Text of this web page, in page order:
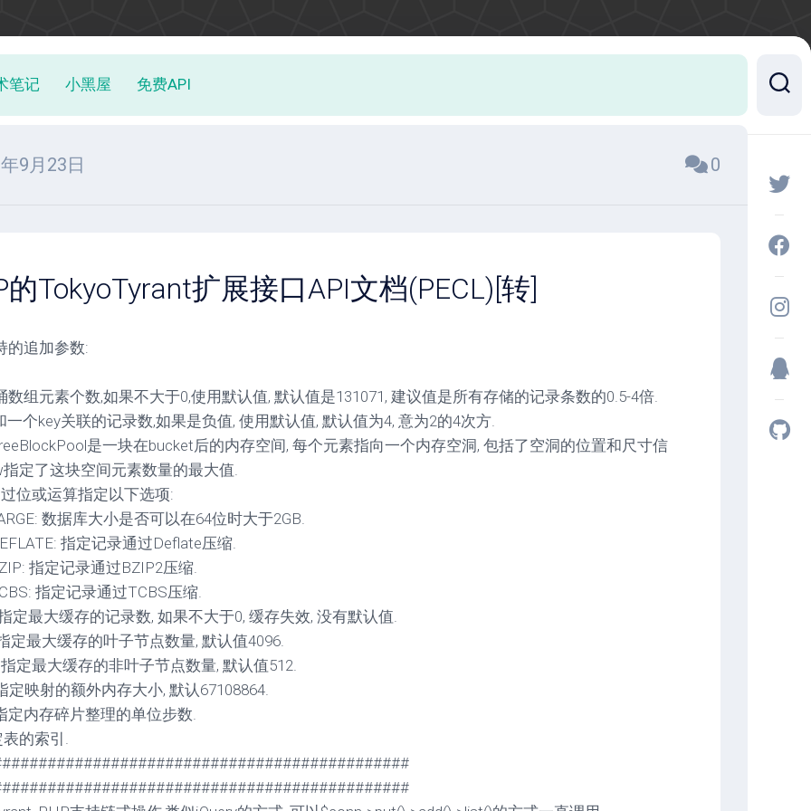
笔记 小黑屋 免费API
9月23日 0
的TokyoTyrant扩展接口API文档(PECL)[转]
的追加参数:
数组元素个数,如果不大于0,使用默认值, 默认值是131071, 建议值是所有存储的记录条数的0.5-4倍.
一个key关联的记录数,如果是负值, 使用默认值, 默认值为4, 意为2的4次方.
是一块在bucket后的内存空间, 每个元素指向一个内存空洞, 包括了空洞的位置和尺寸信
定了这块空间元素数量的最大值.
位或运算指定以下选项:
数据库大小是否可以在64位时大于2GB.
指定记录通过Deflate压缩.
指定记录通过BZIP2压缩.
指定记录通过TCBS压缩.
定最大缓存的记录数, 如果不大于0, 缓存失效, 没有默认值.
定最大缓存的叶子节点数量, 默认值4096.
定最大缓存的非叶子节点数量, 默认值512.
定映射的额外内存大小, 默认67108864.
定内存碎片整理的单位步数.
表的索引.